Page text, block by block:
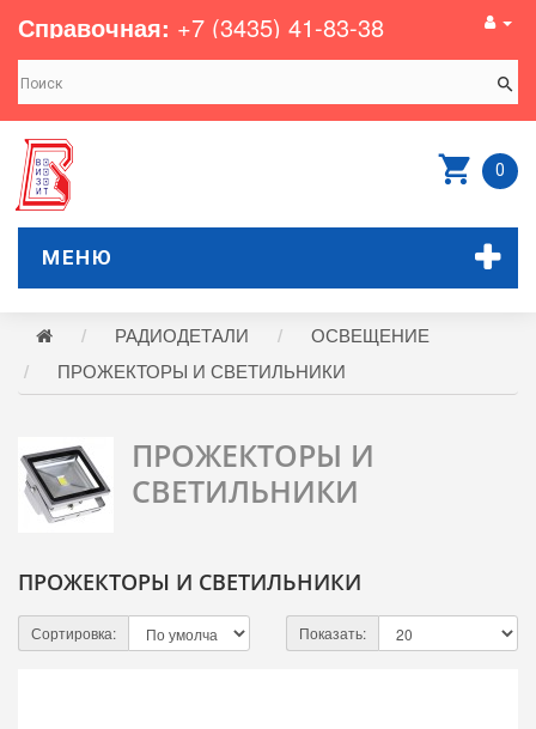
Справочная: +7 (3435) 41-83-38
0
МЕНЮ
РАДИОДЕТАЛИ
ОСВЕЩЕНИЕ
ПРОЖЕКТОРЫ И СВЕТИЛЬНИКИ
ПРОЖЕКТОРЫ И
СВЕТИЛЬНИКИ
ПРОЖЕКТОРЫ И СВЕТИЛЬНИКИ
Сортировка: Показать: